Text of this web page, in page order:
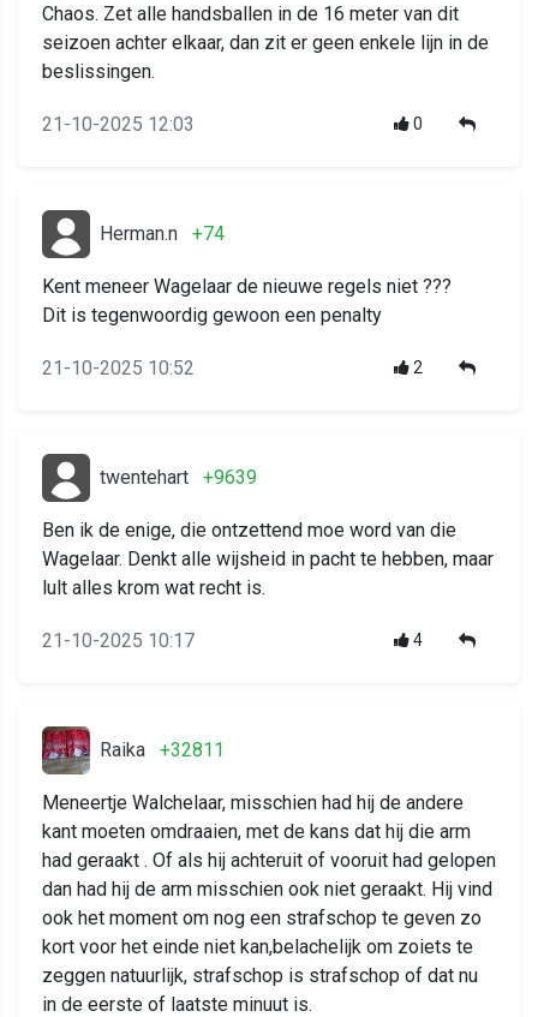
Chaos. Zet alle handsballen in de 16 meter van dit
seizoen achter elkaar, dan zit er geen enkele lijn in de
beslissingen.
21-10-2025 12:03 0
Herman.n +74
Kent meneer Wagelaar de nieuwe regels niet ???
Dit is tegenwoordig gewoon een penalty
21-10-2025 10:52 2
twentehart +9639
Ben ik de enige, die ontzettend moe word van die
Wagelaar. Denkt alle wijsheid in pacht te hebben, maar
lult alles krom wat recht is.
21-10-2025 10:17 4
Raika +32811
Meneertje Walchelaar, misschien had hij de andere
kant moeten omdraaien, met de kans dat hij die arm
had geraakt . Of als hij achteruit of vooruit had gelopen
dan had hij de arm misschien ook niet geraakt. Hij vind
ook het moment om nog een strafschop te geven zo
kort voor het einde niet kan,belachelijk om zoiets te
zeggen natuurlijk, strafschop is strafschop of dat nu
in de eerste of laatste minuut is.